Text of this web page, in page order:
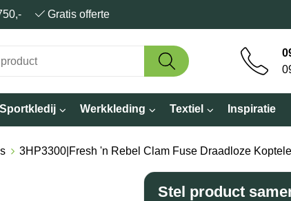
Gratis offerte
Sportkledij Werkkleding Textiel Inspiratie
3HP3300|Fresh 'n Rebel Clam Fuse Draadloze
Stel product